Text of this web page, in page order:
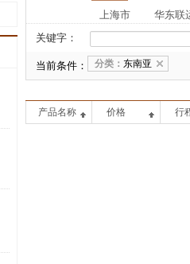
上海市
华东联
关键字：
当前条件： 分类： 东南亚
产品名称 价格 行